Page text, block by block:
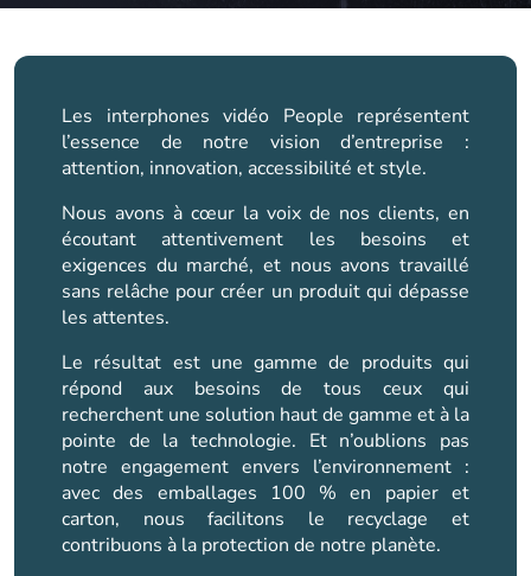
Les interphones vidéo People représentent
l’essence de notre vision d’entreprise :
attention, innovation, accessibilité et style.
Nous avons à cœur la voix de nos clients, en
écoutant attentivement les besoins et
exigences du marché, et nous avons travaillé
sans relâche pour créer un produit qui dépasse
les attentes.
Le résultat est une gamme de produits qui
répond aux besoins de tous ceux qui
recherchent une solution haut de gamme et à la
pointe de la technologie. Et n’oublions pas
notre engagement envers l’environnement :
avec des emballages 100 % en papier et
carton, nous facilitons le recyclage et
contribuons à la protection de notre planète.